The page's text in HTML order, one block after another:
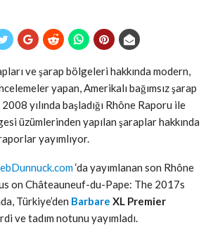
ve şarap bölgeleri hakkında modern,
yapan, Amerikalı bağımsız şarap
yılında başladığı Rhône Raporu ile
üzümlerinden yapılan şaraplar hakkında
yayımlıyor.
‘da yayımlanan son Rhône
on Châteauneuf-du-Pape: The 2017s
Türkiye’den Barbare XL Premier
ve tadım notunu yayımladı.